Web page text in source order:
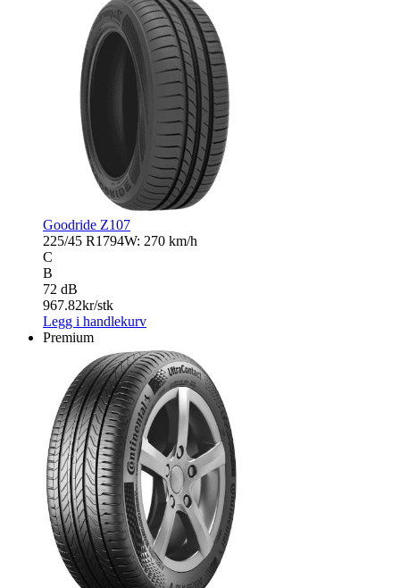
Goodride Z107
225/45 R1794W: 270 km/h
C
B
72 dB
967.82kr/stk
Legg i handlekurv
Premium